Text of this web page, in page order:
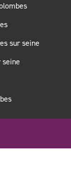
sur seine
seine